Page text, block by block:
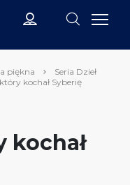
piękna
Seria Dzieł
kochał Syberię
kochał